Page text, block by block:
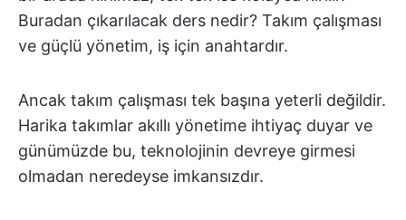
Buradan çıkarılacak ders nedir? Takım çalışması
ve güçlü yönetim, iş için anahtardır.
Ancak takım çalışması tek başına yeterli değildir.
Harika takımlar akıllı yönetime ihtiyaç duyar ve
günümüzde bu, teknolojinin devreye girmesi
olmadan neredeyse imkansızdır.